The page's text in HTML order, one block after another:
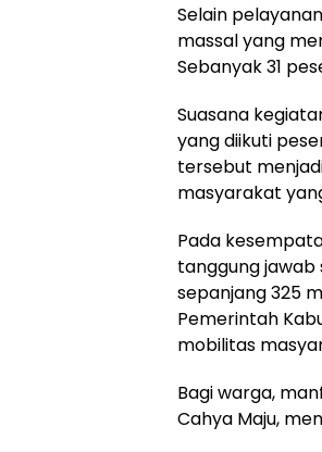
Selain
massal yang
Sebanyak 31
Suasana
yang diikuti
tersebut
masyarakat
Pada
tanggung
sepanjang 325
Pemerintah
mobilitas
Bagi warga,
Cahya Maju,